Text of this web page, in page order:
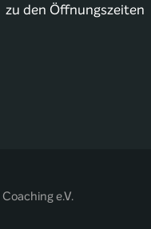
zu den Öffnungszeiten
e.V.